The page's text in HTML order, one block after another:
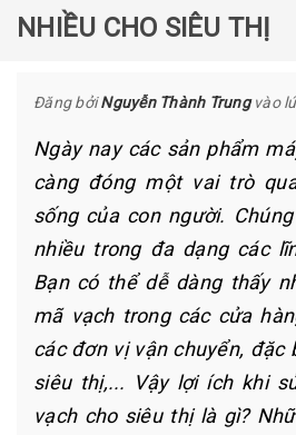
NHIỀU CHO SIÊU THỊ
Đăng bởiNguyễn Thành Trungvào
Ngày nay các sản phẩm
càng đóng một vai trò
sống của con người.
nhiều trong đa dạng các
Bạn có thể dễ dàng thấy
mã vạch trong các cửa
các đơn vị vận chuyển, đặc
siêu thị,... Vậy lợi ích khi
vạch cho siêu thị là gì?